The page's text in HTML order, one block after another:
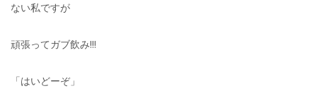
ない私ですが
頑張ってガブ飲み!!!
「はいどーぞ」